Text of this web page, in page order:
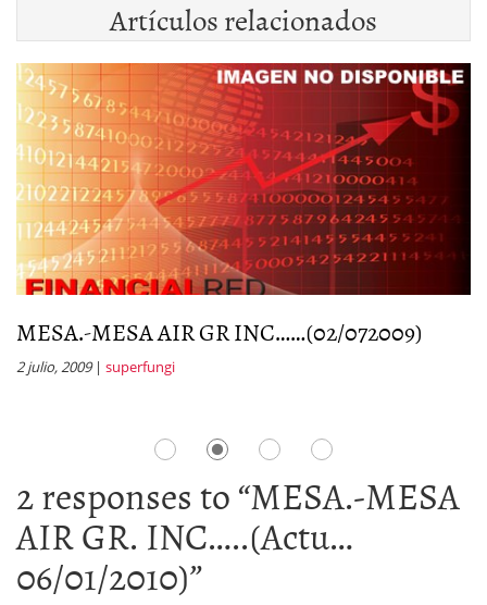
Artículos relacionados
MESA.-MESA AIR GR INC……(02/072009)
2 julio, 2009| superfungi
2 responses to “MESA.-MESA
AIR GR. INC…..(Actu…
06/01/2010)”